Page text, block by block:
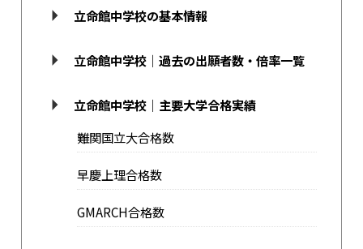
立命館中学校の基本情報
立命館中学校｜過去の出願者数・倍率一覧
立命館中学校｜主要大学合格実績
難関国立大合格数
早慶上理合格数
GMARCH合格数